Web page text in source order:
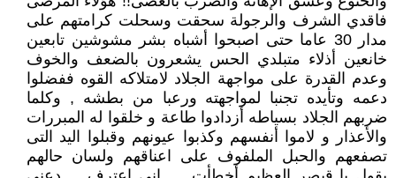
فاقدي الشرف والرجولة سحقت وسحلت كرامتهم على
مدار 30 عاما حتى اصبحوا أشباه بشر مشوشين تابعين
خانعين أذلاء متبلدي الحس يشعرون بالضعف والخوف
وعدم القدرة على مواجهة الجلاد لامتلاكه القوه ففضلوا
دعمه وتأيده تجنبا لمواجهته ورعبا من بطشه , وكلما
ضربهم الجلاد بسياطه أزدادوا طاعة و خلقوا له المبررات
والأعذار و لاموا أنفسهم وكذبوا عيونهم وقبلوا اليد التى
تصفعهم والحبل الملفوف على اعناقهم ولسان حالهم